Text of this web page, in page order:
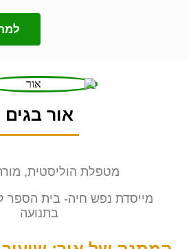
אור בגים
מטפלת הוליסטית,
מייסדת נפש חיה- בית הספר
בתנועה